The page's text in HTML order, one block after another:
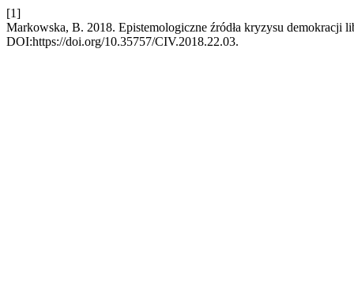
[1]
Markowska, B. 2018. Epistemologiczne źródła kryzysu demokracji
DOI:https://doi.org/10.35757/CIV.2018.22.03.